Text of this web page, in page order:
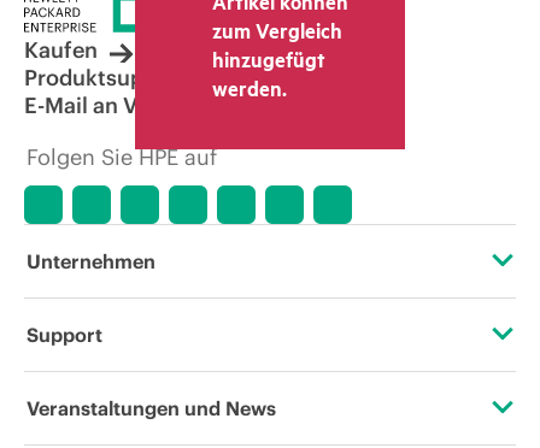
zum Vergleich
hinzugefügt
werden.
Kaufen
Produktsupport
E-Mail an Vertrieb
Folgen Sie HPE auf
Unternehmen
Support
Operational Support Services
Veranstaltungen und News